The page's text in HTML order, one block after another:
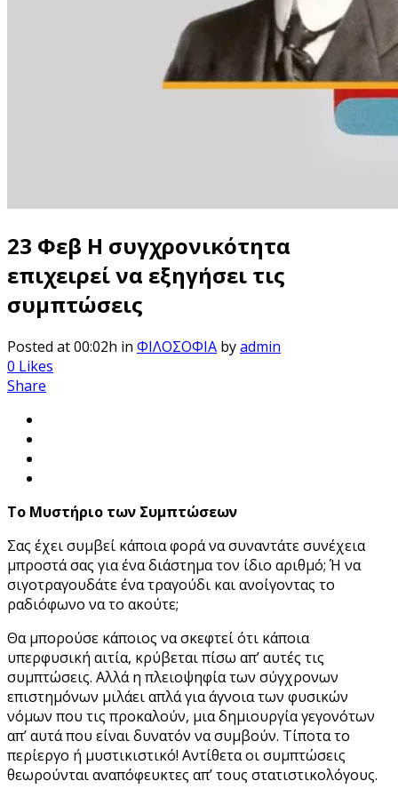
23 Φεβ Η συγχρονικότητα
επιχειρεί να εξηγήσει τις
συμπτώσεις
Posted at 00:02h in ΦΙΛΟΣΟΦΙΑ byadmin
0 Likes
Share
Tο Μυστήριο των Συμπτώσεων
Σας έχει συμβεί κάποια φορά να συναντάτε συνέχεια
μπροστά σας για ένα διάστημα τον ίδιο αριθμό; Ή να
σιγοτραγουδάτε ένα τραγούδι και ανοίγοντας το
ραδιόφωνο να το ακούτε;
Θα μπορούσε κάποιος να σκεφτεί ότι κάποια
υπερφυσική αιτία, κρύβεται πίσω απ’ αυτές τις
συμπτώσεις. Αλλά η πλειοψηφία των σύγχρονων
επιστημόνων μιλάει απλά για άγνοια των φυσικών
νόμων που τις προκαλούν, μια δημιουργία γεγονότων
απ’ αυτά που είναι δυνατόν να συμβούν. Τίποτα το
περίεργο ή μυστικιστικό! Αντίθετα οι συμπτώσεις
θεωρούνται αναπόφευκτες απ’ τους στατιστικολόγους.